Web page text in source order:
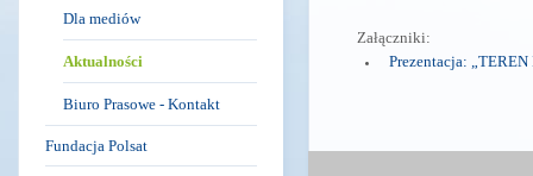
Dla mediów
Aktualności
Biuro Prasowe - Kontakt
Fundacja Polsat
Załączniki:
Prezentacja: